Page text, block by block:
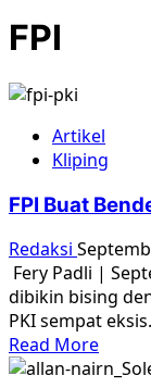
FPI
Artikel
Kliping
FPI Buat
Redaksi
Fery Padli |
dibikin bising
PKI sempat
Read MoreRead
more